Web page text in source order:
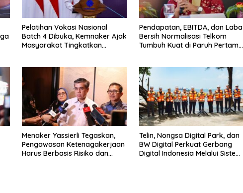
Pelatihan Vokasi Nasional
Batch 4 Dibuka, Kemnaker Ajak
Masyarakat Tingkatkan
Pendapatan, EBITDA, dan Laba
Bersih Normalisasi Telkom
Tumbuh Kuat di Paruh Pertama
Menaker Yassierli Tegaskan,
Pengawasan Ketenagakerjaan
Harus Berbasis Risiko dan
Telin, Nongsa Digital Park, dan
BW Digital Perkuat Gerbang
Digital Indonesia Melalui Sistem